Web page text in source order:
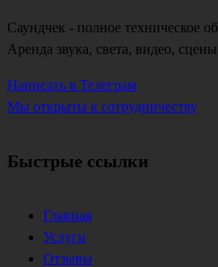
Саундчек - полное техническое
Аренда звука, света, видео,
Написать в Телеграм
Мы открыты к сотрудничеству
Быстрые ссылки
Главная
Услуги
Отзывы